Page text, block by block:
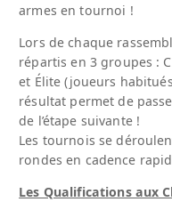
armes en tournoi !
Lors de chaque
répartis en 3 groupes :
et Élite (joueurs
résultat permet de
de l’étape suivante !
Les tournois se
rondes en cadence
Les Qualifications aux